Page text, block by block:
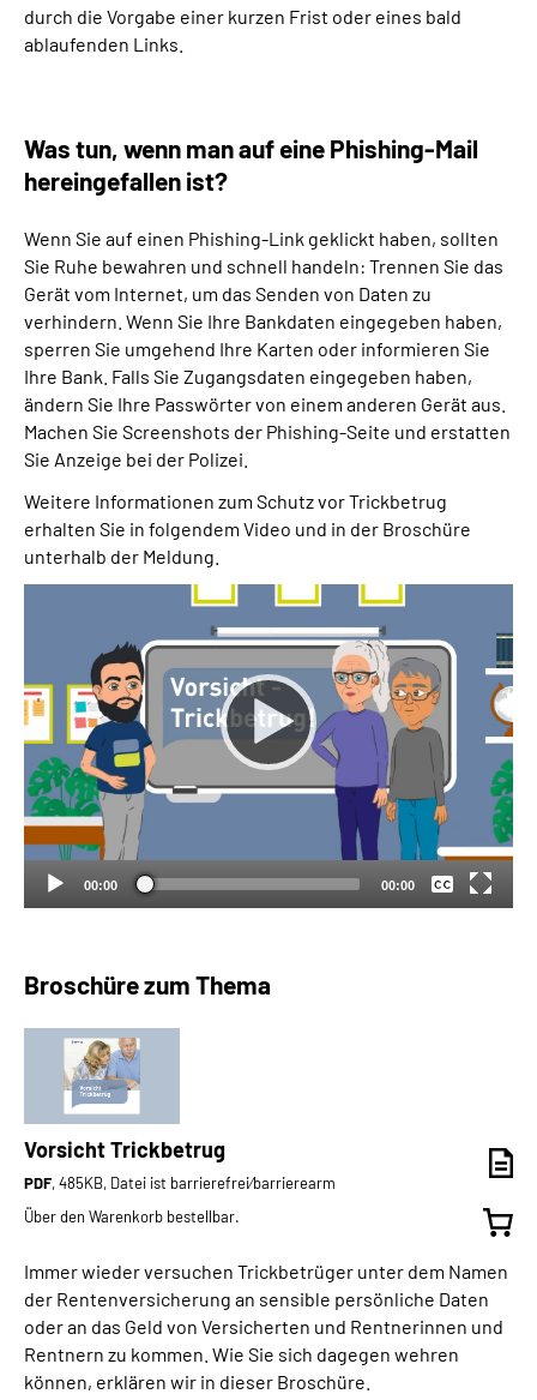
durch die Vorgabe einer kurzen Frist oder eines bald
ablaufenden Links.
Was tun, wenn man auf eine Phishing-Mail
hereingefallen ist?
Wenn Sie auf einen Phishing-Link geklickt haben, sollten
Sie Ruhe bewahren und schnell handeln: Trennen Sie das
Gerät vom Internet, um das Senden von Daten zu
verhindern. Wenn Sie Ihre Bankdaten eingegeben haben,
sperren Sie umgehend Ihre Karten oder informieren Sie
Ihre Bank. Falls Sie Zugangsdaten eingegeben haben,
ändern Sie Ihre Passwörter von einem anderen Gerät aus.
Machen Sie Screenshots der Phishing-Seite und erstatten
Sie Anzeige bei der Polizei.
Weitere Informationen zum Schutz vor Trickbetrug
erhalten Sie in folgendem Video und in der Broschüre
unterhalb der Meldung.
00:00 00:00
Keine
Deutsch
Broschüre zum Thema
Vorsicht Trickbetrug
PDF, 485KB, Datei ist barrierefrei⁄barrierearm
Über den Warenkorb bestellbar.
Immer wieder versuchen Trickbetrüger unter dem Namen
der Rentenversicherung an sensible persönliche Daten
oder an das Geld von Versicherten und Rentnerinnen und
Rentnern zu kommen. Wie Sie sich dagegen wehren
können, erklären wir in dieser Broschüre.